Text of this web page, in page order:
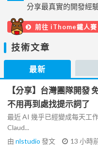
分享最真實的開發經
前往 iThome鐵人賽
技術文章
最新
【分享】台灣團隊開發
不用再到處找提示詞了
最近 AI 幾乎已經變成每天工
Claud...
由 nlstudio 發文 13 小時